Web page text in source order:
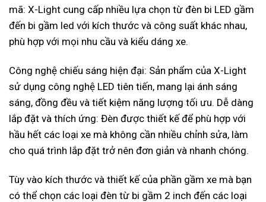
mã: X-Light cung cấp nhiều lựa chọn từ đèn bi LED gầm
đến bi gầm led với kích thước và công suất khác nhau,
phù hợp với mọi nhu cầu và kiểu dáng xe.
Công nghệ chiếu sáng hiện đại: Sản phẩm của X-Light
sử dụng công nghệ LED tiên tiến, mang lại ánh sáng
sáng, đồng đều và tiết kiệm năng lượng tối ưu. Dễ dàng
lắp đặt và thích ứng: Đèn được thiết kế để phù hợp với
hầu hết các loại xe mà không cần nhiều chỉnh sửa, làm
cho quá trình lắp đặt trở nên đơn giản và nhanh chóng.
Tùy vào kích thước và thiết kế của phần gầm xe mà bạn
có thể chọn các loại đèn từ bi gầm 2 inch đến các loại